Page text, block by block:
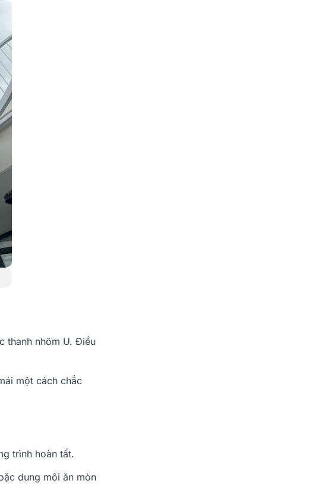
thanh nhôm U. Điều
một cách chắc
trình hoàn tất.
dung môi ăn mòn